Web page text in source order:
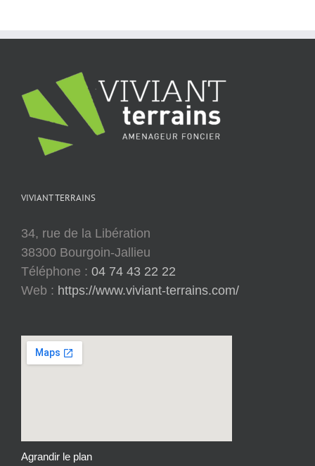
VIVIANT TERRAINS
34, rue de la Libération
38300 Bourgoin-Jallieu
Téléphone : 04 74 43 22 22
Web : https://www.viviant-terrains.com/
Agrandir le plan